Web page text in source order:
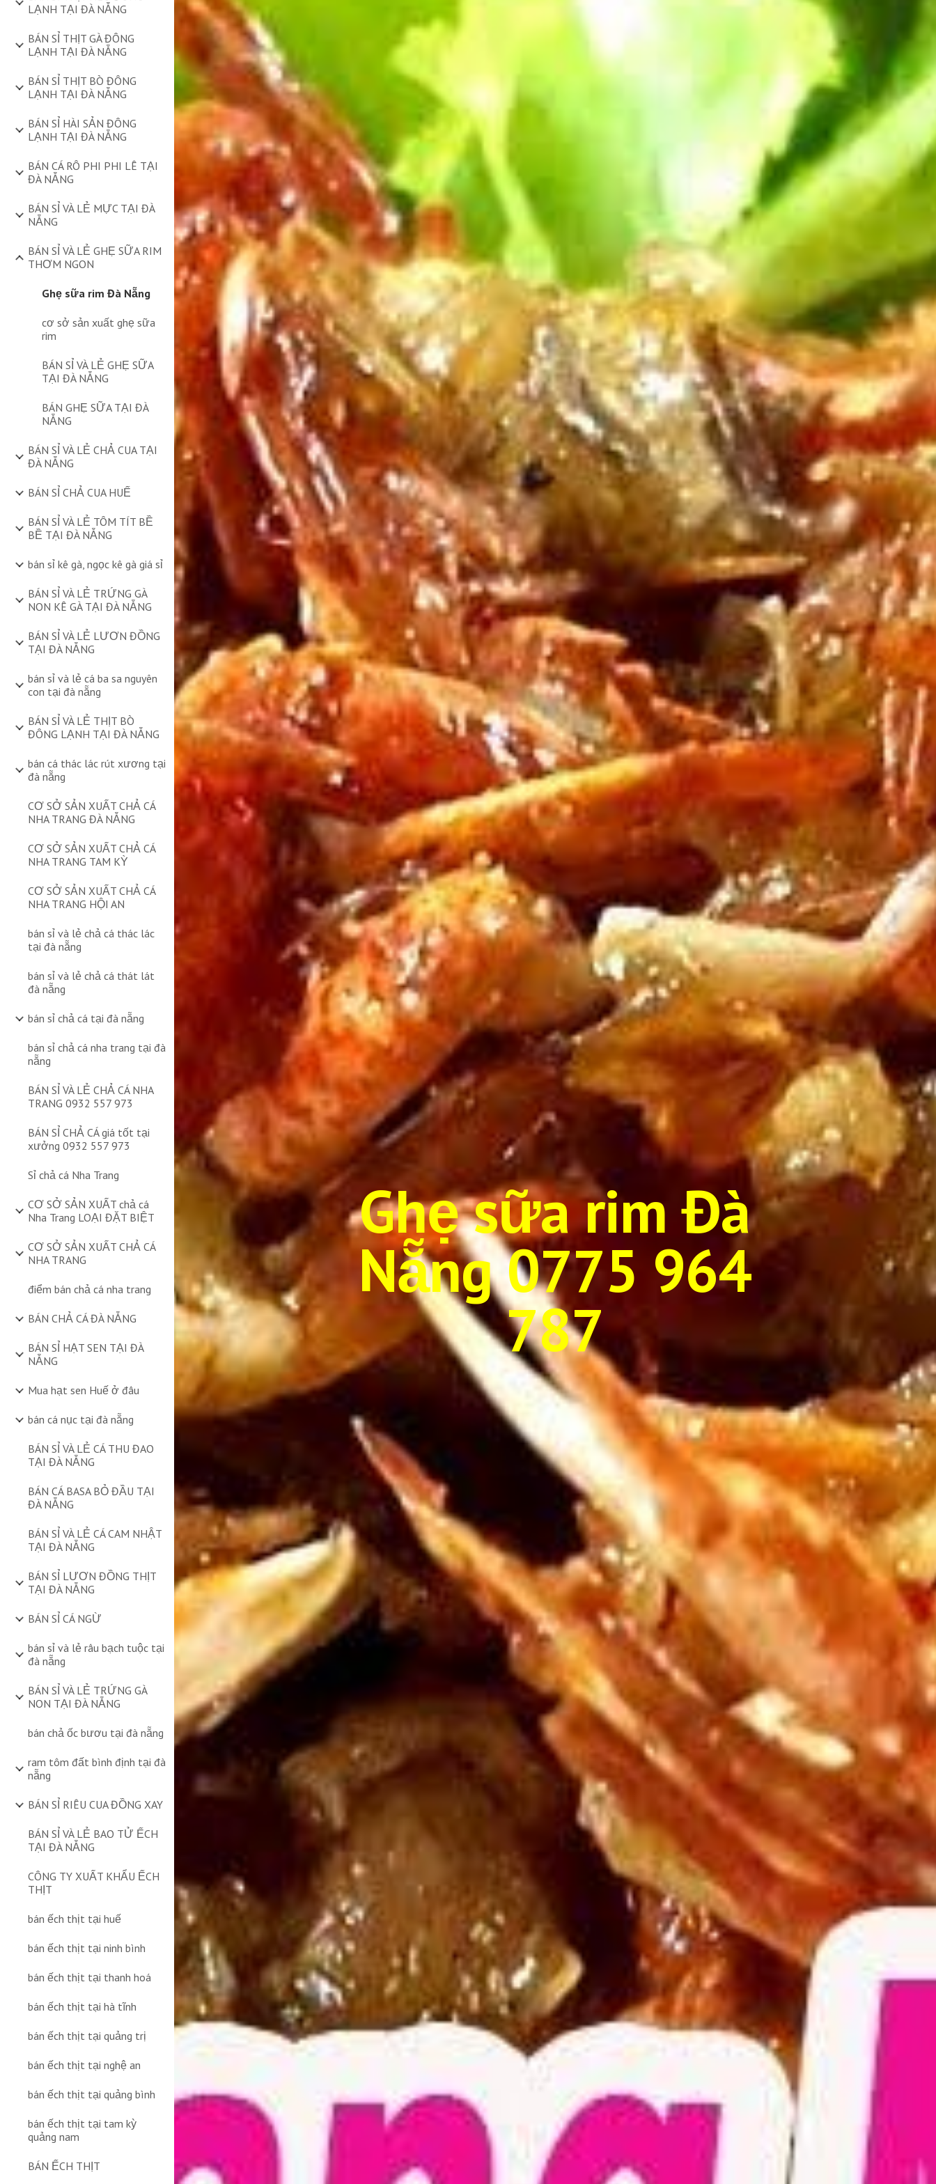
LẠNH TẠI ĐÀ NẴNG
BÁN SỈ THỊT GÀ ĐÔNG
LẠNH TẠI ĐÀ NẴNG
BÁN SỈ THỊT BÒ ĐÔNG
LẠNH TẠI ĐÀ NẴNG
BÁN SỈ HÀI SẢN ĐÔNG
LẠNH TẠI ĐÀ NẴNG
BÁN CÁ RÔ PHI PHI LÊ TẠI
ĐÀ NẴNG
BÁN SỈ VÀ LẺ MỰC TẠI ĐÀ
NẴNG
BÁN SỈ VÀ LẺ GHẸ SỮA RIM
THƠM NGON
Ghẹ sữa rim Đà Nẵng
cơ sở sản xuất ghẹ sữa
rim
BÁN SỈ VÀ LẺ GHẸ SỮA
TẠI ĐÀ NẴNG
BÁN GHẸ SỮA TẠI ĐÀ
NẴNG
BÁN SỈ VÀ LẺ CHẢ CUA TẠI
ĐÀ NẴNG
BÁN SỈ CHẢ CUA HUẾ
BÁN SỈ VÀ LẺ TÔM TÍT BỀ
BỀ TẠI ĐÀ NẴNG
bán sỉ kê gà, ngọc kê gà giá sỉ
BÁN SỈ VÀ LẺ TRỨNG GÀ
NON KÊ GÀ TẠI ĐÀ NẴNG
BÁN SỈ VÀ LẺ LƯƠN ĐỒNG
TẠI ĐÀ NẴNG
bán sỉ và lẻ cá ba sa nguyên
con tại đà nẵng
BÁN SỈ VÀ LẺ THỊT BÒ
ĐÔNG LẠNH TẠI ĐÀ NẴNG
bán cá thác lác rút xương tại
đà nẵng
CƠ SỞ SẢN XUẤT CHẢ CÁ
NHA TRANG ĐÀ NẴNG
CƠ SỞ SẢN XUẤT CHẢ CÁ
NHA TRANG TAM KỲ
CƠ SỞ SẢN XUẤT CHẢ CÁ
NHA TRANG HỘI AN
bán sỉ và lẻ chả cá thác lác
tại đà nẵng
bán sỉ và lẻ chả cá thát lát
đà nẵng
bán sỉ chả cá tại đà nẵng
bán sỉ chả cá nha trang tại đà
nẵng
BÁN SỈ VÀ LẺ CHẢ CÁ NHA
TRANG 0932 557 973
BÁN SỈ CHẢ CÁ giá tốt tại
xưởng 0932 557 973
Sỉ chả cá Nha Trang
CƠ SỞ SẢN XUẤT chả cá
Nha Trang LOẠI ĐẶT BIỆT
CƠ SỞ SẢN XUẤT CHẢ CÁ
NHA TRANG
điểm bán chả cá nha trang
BÁN CHẢ CÁ ĐÀ NẴNG
BÁN SỈ HẠT SEN TẠI ĐÀ
NẴNG
Mua hạt sen Huế ở đâu
bán cá nục tại đà nẵng
BÁN SỈ VÀ LẺ CÁ THU ĐAO
TẠI ĐÀ NẴNG
BÁN CÁ BASA BỎ ĐẦU TẠI
ĐÀ NẴNG
BÁN SỈ VÀ LẺ CÁ CAM NHẬT
TẠI ĐÀ NẴNG
BÁN SỈ LƯƠN ĐỒNG THỊT
TẠI ĐÀ NẴNG
BÁN SỈ CÁ NGỪ
bán sỉ và lẻ râu bạch tuộc tại
đà nẵng
BÁN SỈ VÀ LẺ TRỨNG GÀ
NON TẠI ĐÀ NẴNG
bán chả ốc bươu tại đà nẵng
ram tôm đất bình định tại đà
nẵng
BÁN SỈ RIÊU CUA ĐỒNG XAY
BÁN SỈ VÀ LẺ BAO TỬ ẾCH
TẠI ĐÀ NẴNG
CÔNG TY XUẤT KHẨU ẾCH
THỊT
bán ếch thịt tại huế
bán ếch thịt tại ninh bình
bán ếch thịt tại thanh hoá
bán ếch thịt tại hà tĩnh
bán ếch thịt tại quảng trị
bán ếch thịt tại nghệ an
bán ếch thịt tại quảng bình
bán ếch thịt tại tam kỳ
quảng nam
BÁN ẾCH THỊT
Ghẹ sữa rim Đà
Nẵng 0775 964
787